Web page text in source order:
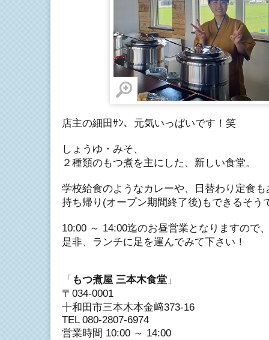
店主の細田ｻﾝ、元気いっぱいです！笑
しょうゆ・みそ、
２種類のもつ煮を主にした、新しい食堂。
学校給食のようなカレーや、日替わり定食も
持ち帰り(オープン期間終了後)もできるそう
10:00 ～ 14:00迄のお昼営業となりますので
是非、ランチに足を運んでみて下さい！
「 もつ煮屋 三本木食堂 」
〒034-0001
十和田市三本木本金﨑373-16
TEL 080-2807-6974
営業時間 10:00 ～ 14:00